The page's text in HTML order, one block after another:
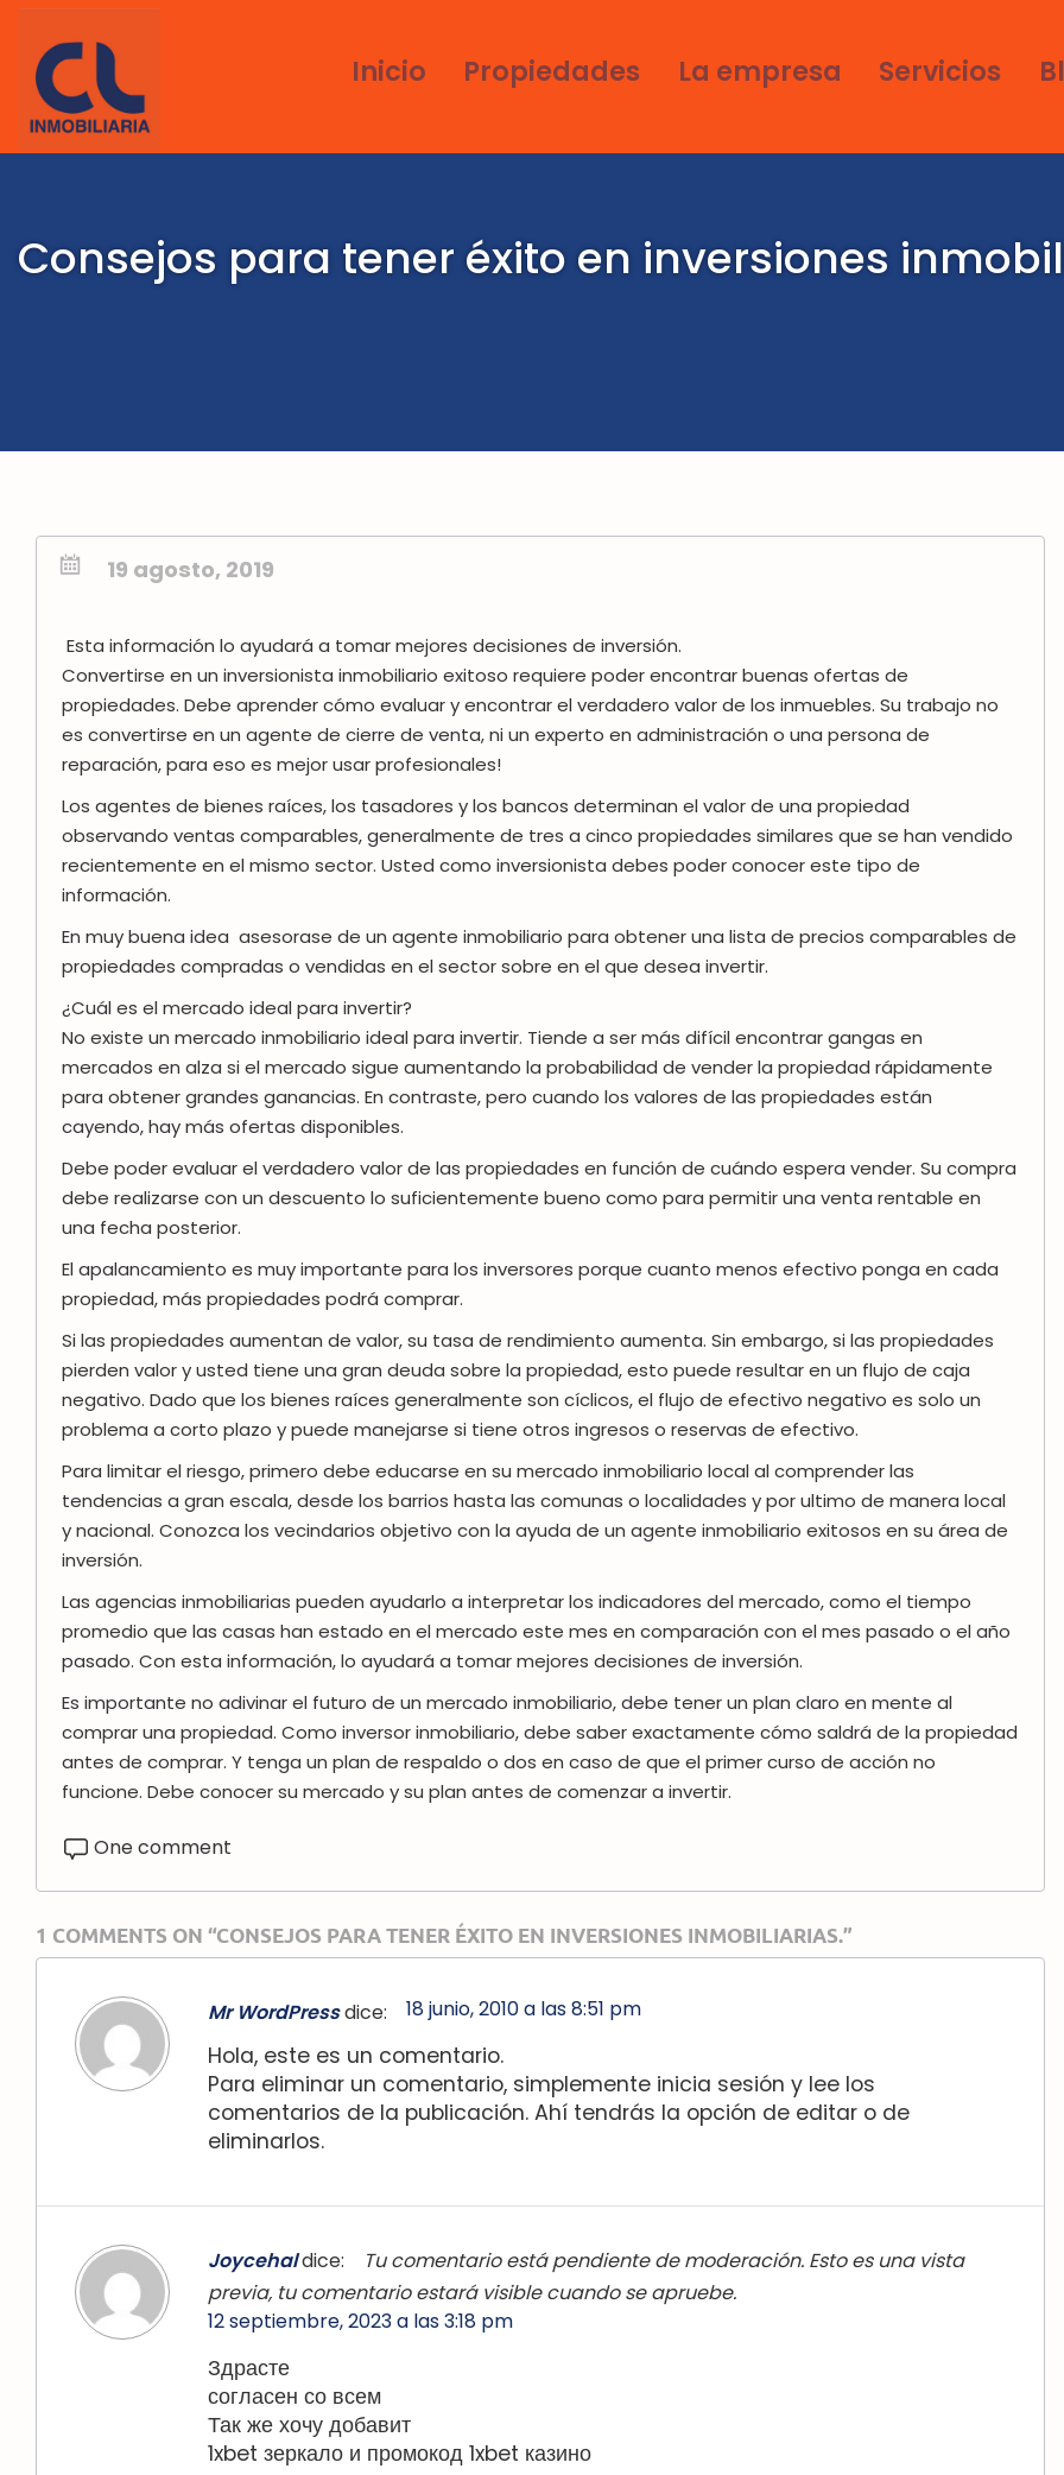
Inicio Propiedades La empresa Servicios
Consejos para tener éxito en inversiones
19 agosto, 2019
Esta información lo ayudará a tomar mejores decisiones de inversión.
Convertirse en un inversionista inmobiliario exitoso requiere poder encontrar buenas ofertas de
propiedades. Debe aprender cómo evaluar y encontrar el verdadero valor de los inmuebles. Su trabajo no
es convertirse en un agente de cierre de venta, ni un experto en administración o una persona de
reparación, para eso es mejor usar profesionales!
Los agentes de bienes raíces, los tasadores y los bancos determinan el valor de una propiedad
observando ventas comparables, generalmente de tres a cinco propiedades similares que se han vendido
recientemente en el mismo sector. Usted como inversionista debes poder conocer este tipo de
información.
En muy buena idea asesorase de un agente inmobiliario para obtener una lista de precios comparables de
propiedades compradas o vendidas en el sector sobre en el que desea invertir.
¿Cuál es el mercado ideal para invertir?
No existe un mercado inmobiliario ideal para invertir. Tiende a ser más difícil encontrar gangas en
mercados en alza si el mercado sigue aumentando la probabilidad de vender la propiedad rápidamente
para obtener grandes ganancias. En contraste, pero cuando los valores de las propiedades están
cayendo, hay más ofertas disponibles.
Debe poder evaluar el verdadero valor de las propiedades en función de cuándo espera vender. Su compra
debe realizarse con un descuento lo suficientemente bueno como para permitir una venta rentable en
una fecha posterior.
El apalancamiento es muy importante para los inversores porque cuanto menos efectivo ponga en cada
propiedad, más propiedades podrá comprar.
Si las propiedades aumentan de valor, su tasa de rendimiento aumenta. Sin embargo, si las propiedades
pierden valor y usted tiene una gran deuda sobre la propiedad, esto puede resultar en un flujo de caja
negativo. Dado que los bienes raíces generalmente son cíclicos, el flujo de efectivo negativo es solo un
problema a corto plazo y puede manejarse si tiene otros ingresos o reservas de efectivo.
Para limitar el riesgo, primero debe educarse en su mercado inmobiliario local al comprender las
tendencias a gran escala, desde los barrios hasta las comunas o localidades y por ultimo de manera local
y nacional. Conozca los vecindarios objetivo con la ayuda de un agente inmobiliario exitosos en su área de
inversión.
Las agencias inmobiliarias pueden ayudarlo a interpretar los indicadores del mercado, como el tiempo
promedio que las casas han estado en el mercado este mes en comparación con el mes pasado o el año
pasado. Con esta información, lo ayudará a tomar mejores decisiones de inversión.
Es importante no adivinar el futuro de un mercado inmobiliario, debe tener un plan claro en mente al
comprar una propiedad. Como inversor inmobiliario, debe saber exactamente cómo saldrá de la propiedad
antes de comprar. Y tenga un plan de respaldo o dos en caso de que el primer curso de acción no
funcione. Debe conocer su mercado y su plan antes de comenzar a invertir.
One comment
1 COMMENTS ON “CONSEJOS PARA TENER ÉXITO EN INVERSIONES INMOBILIARIAS.”
Mr WordPressdice: 18 junio, 2010 a las 8:51 pm
Hola, este es un comentario.
Para eliminar un comentario, simplemente inicia sesión y lee los
comentarios de la publicación. Ahí tendrás la opción de editar o de
eliminarlos.
Joycehaldice:
Tu comentario está pendiente de moderación. Esto es una vista
previa, tu comentario estará visible cuando se apruebe.
12 septiembre, 2023 a las 3:18 pm
Здрасте
согласен со всем
Так же хочу добавит
1xbet зеркало и промокод 1xbet казино